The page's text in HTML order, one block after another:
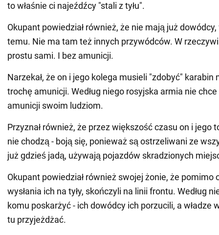
to właśnie ci najeźdźcy "stali z tyłu".
Okupant powiedział również, że nie mają już
temu. Nie ma tam też innych przywódców. W
prostu sami. I bez amunicji.
Narzekał, że on i jego kolega musieli "zdobyć" karabin
trochę amunicji. Według niego rosyjska armia nie
amunicji swoim ludziom.
Przyznał również, że przez większość czasu on i jego
nie chodzą - boją się, ponieważ są ostrzeliwani ze
już gdzieś jadą, używają pojazdów skradzionych
Okupant powiedział również swojej żonie, że pomimo
wysłania ich na tyły, skończyli na linii frontu. Według
komu poskarżyć - ich dowódcy ich porzucili, a władze
tu przyjeżdżać.